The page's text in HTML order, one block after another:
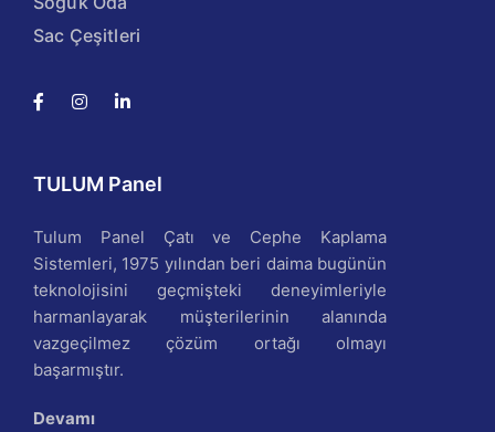
Sac Çeşitleri
TULUM Panel
Tulum Panel Çatı ve Cephe Kaplama
Sistemleri, 1975 yılından beri daima bugünün
teknolojisini geçmişteki deneyimleriyle
harmanlayarak müşterilerinin alanında
vazgeçilmez çözüm ortağı olmayı
başarmıştır.
Devamı